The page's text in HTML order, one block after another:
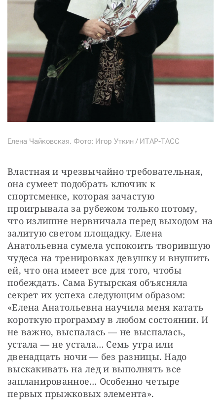
Елена Чайковская. Фото: Игор Уткин / ИТАР-ТАСС
Властная и чрезвычайно требовательная,
она сумеет подобрать ключик к
спортсменке, которая зачастую
проигрывала за рубежом только потому,
что излишне нервничала перед выходом на
залитую светом площадку. Елена
Анатольевна сумела успокоить творившую
чудеса на тренировках девушку и внушить
ей, что она имеет все для того, чтобы
побеждать. Сама Бутырская объясняла
секрет их успеха следующим образом:
«Елена Анатольевна научила меня катать
короткую программу в любом состоянии. И
не важно, выспалась — не выспалась,
устала — не устала… Семь утра или
двенадцать ночи — без разницы. Надо
выскакивать на лед и выполнять все
запланированное… Особенно четыре
первых прыжковых элемента».